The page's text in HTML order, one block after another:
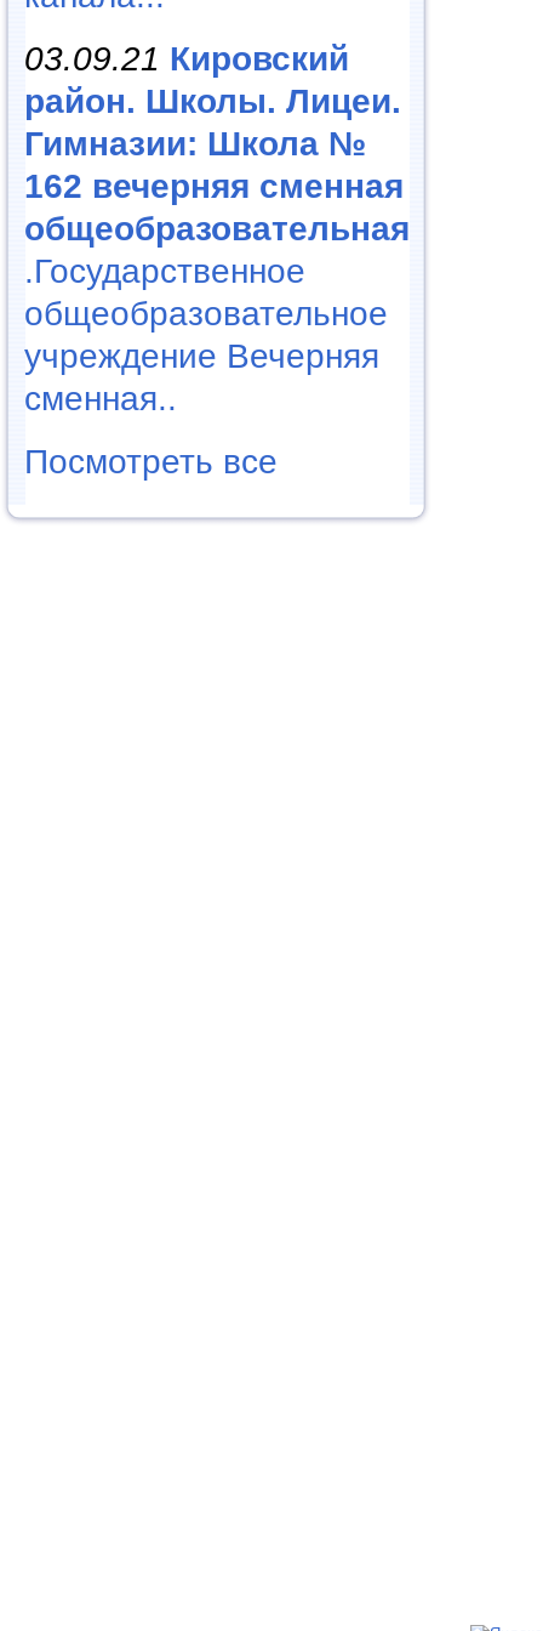
03.09.21 Кировский
район. Школы. Лицеи.
Гимназии: Школа №
162 вечерняя сменная
общеобразовательная
.Государственное
общеобразовательное
учреждение Вечерняя
сменная..
Посмотреть все